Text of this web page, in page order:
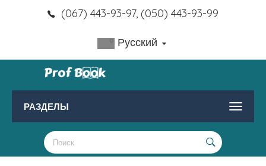
(067) 443-93-97, (050) 443-93-99
Русский
РАЗДЕЛЫ